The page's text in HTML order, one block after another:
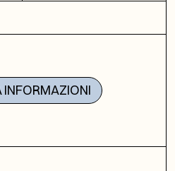
INFORMAZIONI